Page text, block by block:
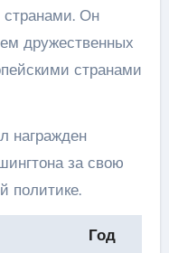
Он
дружественных
странами
награжден
за свою
политике.
Год